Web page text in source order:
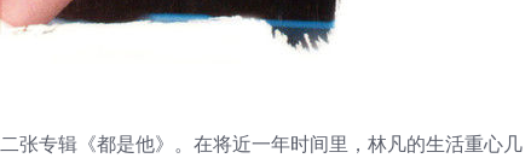
张专辑《都是他》。在将近一年时间里，林凡的生活重心几